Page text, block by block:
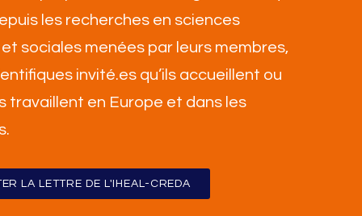
les recherches en sciences
sociales menées par leurs membres,
invité.es qu’ils accueillent ou
travaillent en Europe et dans les
.
LA LETTRE DE L'IHEAL-CREDA